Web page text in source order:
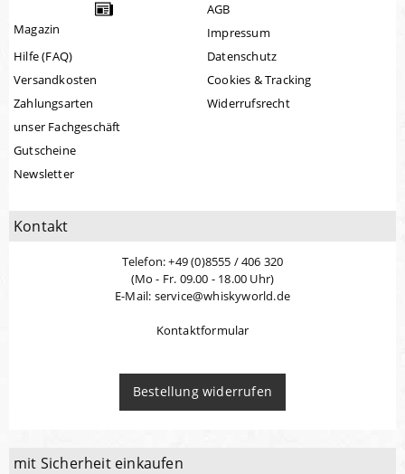
Magazin
Hilfe (FAQ)
Versandkosten
Zahlungsarten
unser Fachgeschäft
Gutscheine
Newsletter
AGB
Impressum
Datenschutz
Cookies & Tracking
Widerrufsrecht
Kontakt
Telefon: +49 (0)8555 / 406 320
(Mo - Fr. 09.00 - 18.00 Uhr)
E-Mail: service@whiskyworld.de
Kontaktformular
Bestellung widerrufen
mit Sicherheit einkaufen